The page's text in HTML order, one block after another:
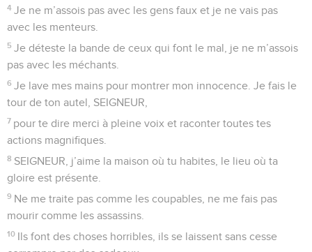
4 Je ne m’assois pas avec les gens faux et je ne vais pas
avec les menteurs.
5 Je déteste la bande de ceux qui font le mal, je ne m’assois
pas avec les méchants.
6 Je lave mes mains pour montrer mon innocence. Je fais le
tour de ton autel, SEIGNEUR,
7 pour te dire merci à pleine voix et raconter toutes tes
actions magnifiques.
8 SEIGNEUR, j’aime la maison où tu habites, le lieu où ta
gloire est présente.
9 Ne me traite pas comme les coupables, ne me fais pas
mourir comme les assassins.
10 Ils font des choses horribles, ils se laissent sans cesse